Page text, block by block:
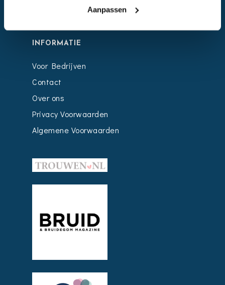
Aanpassen
Weddingplanner
INFORMATIE
Voor Bedrijven
Contact
Over ons
Privacy Voorwaarden
Algemene Voorwaarden